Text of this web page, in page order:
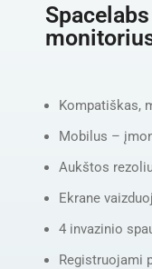
Kompatiškas,
Mobilus –
Aukštos
Ekrane
4 invazinio
Registruojami